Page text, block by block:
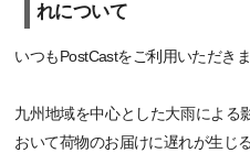
れについて
いつもPostCastをご利用いただき
九州地域を中心とした大雨による
おいて荷物のお届けに遅れが生じ